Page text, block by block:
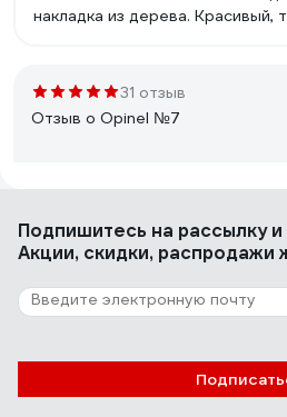
накладка из дерева. Красивый,
31 отзыв
Отзыв о Opinel №7
хороший ножик хорошей фирмы
107 отзывов
Подпишитесь на рассылкуи
Акции, скидки, распродажи